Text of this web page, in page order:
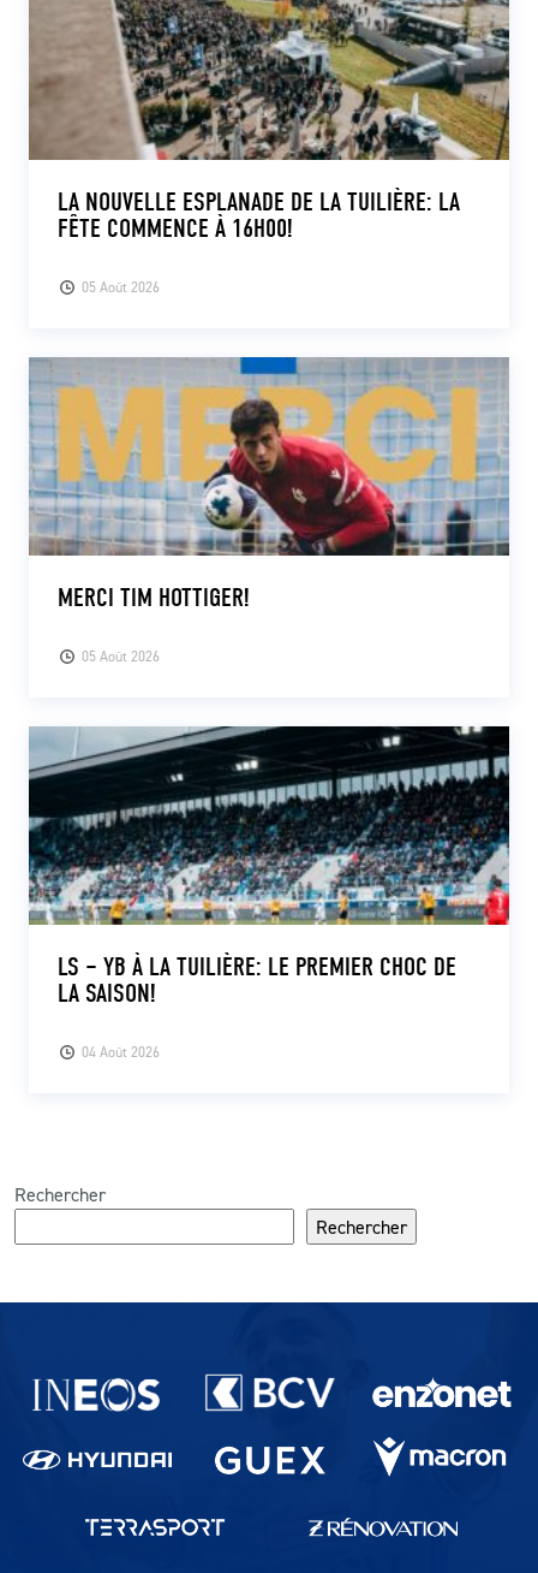
05 Août 2026
LA NOUVELLE ESPLANADE DE LA TUILIÈRE: LA
FÊTE COMMENCE À 16H00!
05 Août 2026
MERCI TIM HOTTIGER!
04 Août 2026
LS – YB À LA TUILIÈRE: LE PREMIER CHOC DE
LA SAISON!
Rechercher
Rechercher
Partenaires du lausanne-Sport